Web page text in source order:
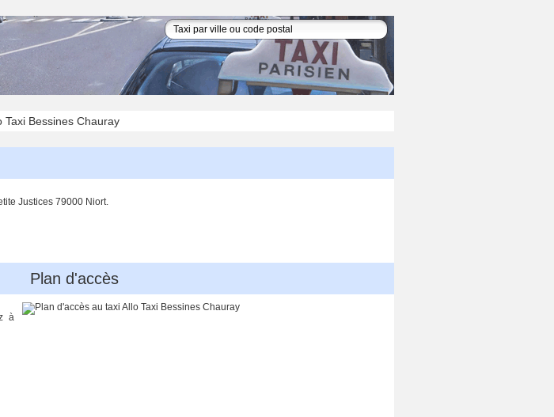
Taxi Bessines Chauray
Justices 79000 Niort.
à
Plan d'accès